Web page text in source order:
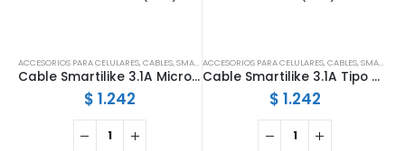
ACCESORIOS PARA CELULARES,CABLES,SMARTILIKE
Cable Smartilike 3.1A Micro Usb CB02(USB)
$ 1.242
ACCESORIOS PARA CELULARES,CABLES,SMARTILIKE
Cable Smartilike 3.1A Tipo C CB02(USB)
$ 1.242